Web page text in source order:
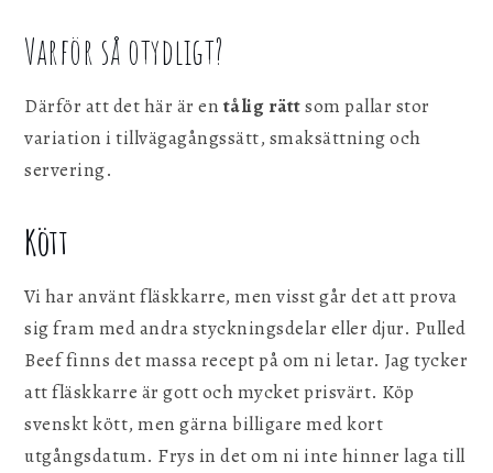
Varför så otydligt?
Därför att det här är en tålig rättsom pallar stor
variation i tillvägagångssätt, smaksättning och
servering.
Kött
Vi har använt fläskkarre, men visst går det att prova
sig fram med andra styckningsdelar eller djur. Pulled
Beef finns det massa recept på om ni letar. Jag tycker
att fläskkarre är gott och mycket prisvärt. Köp
svenskt kött, men gärna billigare med kort
utgångsdatum. Frys in det om ni inte hinner laga till